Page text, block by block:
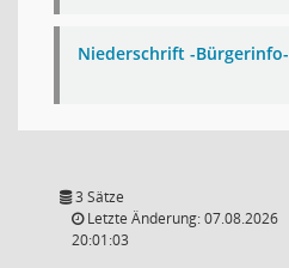
Niederschrift -Bürgerinfo-
3 Sätze
Letzte Änderung: 07.08.2026
20:01:03